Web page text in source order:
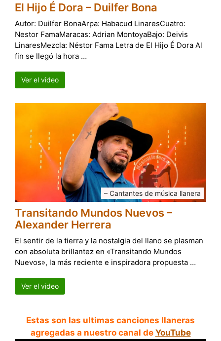
El Hijo É Dora – Duilfer Bona
Autor: Duilfer BonaArpa: Habacud LinaresCuatro:
Nestor FamaMaracas: Adrian MontoyaBajo: Deivis
LinaresMezcla: Néstor Fama Letra de El Hijo É Dora Al
fin se llegó la hora …
Ver el video
– Cantantes de música llanera
Transitando Mundos Nuevos –
Alexander Herrera
El sentir de la tierra y la nostalgia del llano se plasman
con absoluta brillantez en «Transitando Mundos
Nuevos», la más reciente e inspiradora propuesta …
Ver el video
Estas son las ultimas canciones llaneras
agregadas a nuestro canal de YouTube